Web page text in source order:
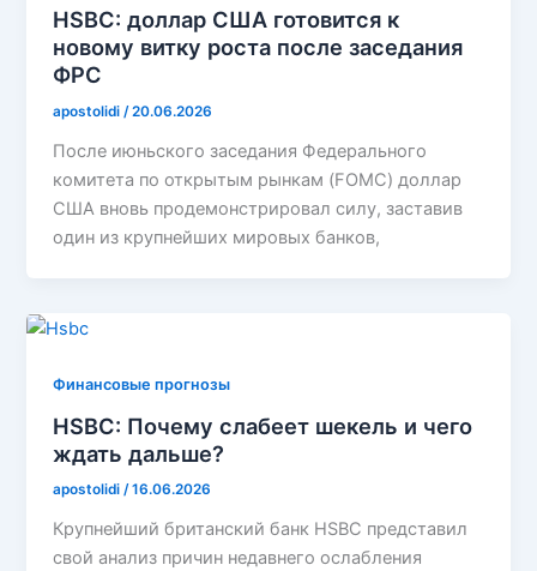
HSBC: доллар США готовится к
новому витку роста после заседания
ФРС
apostolidi/20.06.2026
После июньского заседания Федерального
комитета по открытым рынкам (FOMC) доллар
США вновь продемонстрировал силу, заставив
один из крупнейших мировых банков,
Финансовые прогнозы
HSBC: Почему слабеет шекель и чего
ждать дальше?
apostolidi/16.06.2026
Крупнейший британский банк HSBC представил
свой анализ причин недавнего ослабления